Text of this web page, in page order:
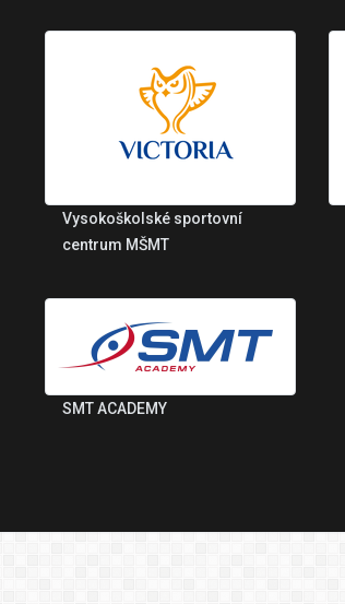
Vysokoškolské sportovní
centrum MŠMT
SMT ACADEMY